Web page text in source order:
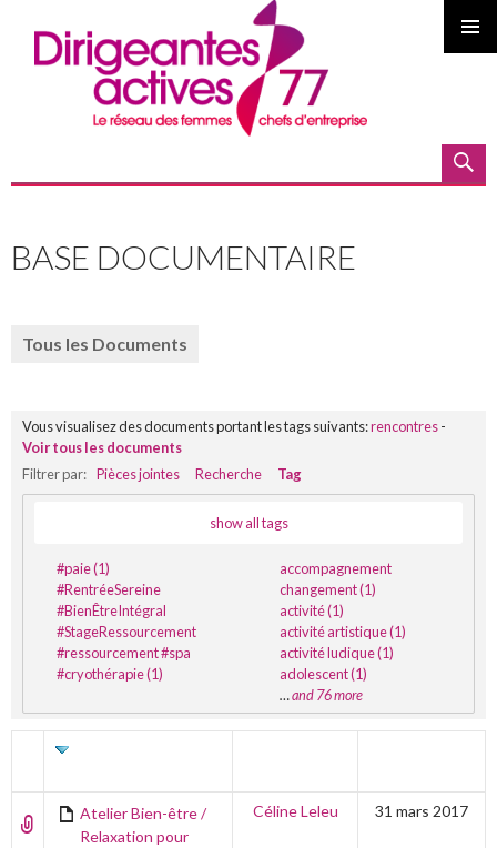
AU
PRINCIPAL
BASE DOCUMENTAIRE
Tous les Documents
Vous visualisez des documents portant les tags suivants:rencontres-
Voir tous les documents
Filtrer par: Pièces jointes Recherche Tag
show all tags
#paie (1)
#RentréeSereine
#BienÊtreIntégral
#StageRessourcement
#ressourcement #spa
#cryothérapie (1)
accompagnement
changement (1)
activité (1)
activité artistique (1)
activité ludique (1)
adolescent (1)
…and 76 more
Atelier Bien-être /
Relaxation pour
Céline Leleu 31 mars 2017